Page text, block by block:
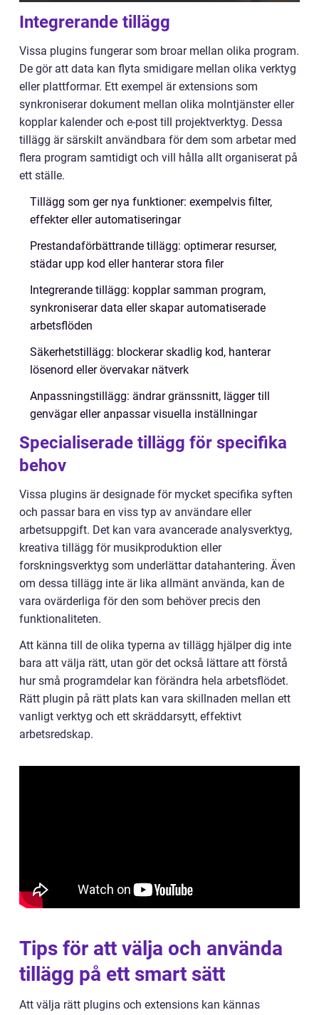
Integrerande tillägg
Vissa plugins fungerar som broar mellan olika program.
De gör att data kan flyta smidigare mellan olika verktyg
eller plattformar. Ett exempel är extensions som
synkroniserar dokument mellan olika molntjänster eller
kopplar kalender och e-post till projektverktyg. Dessa
tillägg är särskilt användbara för dem som arbetar med
flera program samtidigt och vill hålla allt organiserat på
ett ställe.
Tillägg som ger nya funktioner: exempelvis filter,
effekter eller automatiseringar
Prestandaförbättrande tillägg: optimerar resurser,
städar upp kod eller hanterar stora filer
Integrerande tillägg: kopplar samman program,
synkroniserar data eller skapar automatiserade
arbetsflöden
Säkerhetstillägg: blockerar skadlig kod, hanterar
lösenord eller övervakar nätverk
Anpassningstillägg: ändrar gränssnitt, lägger till
genvägar eller anpassar visuella inställningar
Specialiserade tillägg för specifika
behov
Vissa plugins är designade för mycket specifika syften
och passar bara en viss typ av användare eller
arbetsuppgift. Det kan vara avancerade analysverktyg,
kreativa tillägg för musikproduktion eller
forskningsverktyg som underlättar datahantering. Även
om dessa tillägg inte är lika allmänt använda, kan de
vara ovärderliga för den som behöver precis den
funktionaliteten.
Att känna till de olika typerna av tillägg hjälper dig inte
bara att välja rätt, utan gör det också lättare att förstå
hur små programdelar kan förändra hela arbetsflödet.
Rätt plugin på rätt plats kan vara skillnaden mellan ett
vanligt verktyg och ett skräddarsytt, effektivt
arbetsredskap.
Tips för att välja och använda
tillägg på ett smart sätt
Att välja rätt plugins och extensions kan kännas